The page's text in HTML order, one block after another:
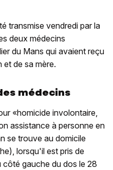
transmise vendredi par la
deux médecins
du Mans qui avaient reçu
et de sa mère.
médecins
«homicide involontaire,
assistance à personne en
se trouve au domicile
lorsqu'il est pris de
côté gauche du dos le 28